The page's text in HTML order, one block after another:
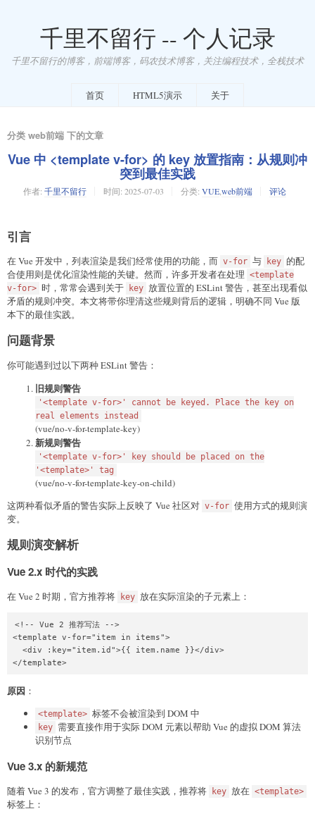
千里不留行 -- 个人记录
千里不留行的博客，前端博客，码农技术博客，关注编程技术，全栈技术
首页 HTML5演示 关于
分类 web前端 下的文章
Vue 中 <template v-for> 的 key 放置指南：从规则冲
突到最佳实践
作者: 千里不留行 时间: 2025-07-03 分类: VUEweb前端 评论
引言
在 Vue 开发中，列表渲染是我们经常使用的功能，而 v-for 与 key 的配
合使用则是优化渲染性能的关键。然而，许多开发者在处理 <template
v-for> 时，常常会遇到关于 key 放置位置的 ESLint 警告，甚至出现看似
矛盾的规则冲突。本文将带你理清这些规则背后的逻辑，明确不同 Vue 版
本下的最佳实践。
问题背景
你可能遇到过以下两种 ESLint 警告：
旧规则警告
'<template v-for>' cannot be keyed. Place the key on
real elements instead
(vue/no-v-for-template-key)
新规则警告
'<template v-for>' key should be placed on the
'<template>' tag
(vue/no-v-for-template-key-on-child)
这两种看似矛盾的警告实际上反映了 Vue 社区对 v-for 使用方式的规则演
变。
规则演变解析
Vue 2.x 时代的实践
在 Vue 2 时期，官方推荐将 key 放在实际渲染的子元素上：
<!-- Vue 2 推荐写法 -->
<template v-for="item in items">
  <div :key="item.id">{{ item.name }}</div>
</template>
原因 ：
<template> 标签不会被渲染到 DOM 中
key 需要直接作用于实际 DOM 元素以帮助 Vue 的虚拟 DOM 算法
识别节点
Vue 3.x 的新规范
随着 Vue 3 的发布，官方调整了最佳实践，推荐将 key 放在 <template>
标签上：